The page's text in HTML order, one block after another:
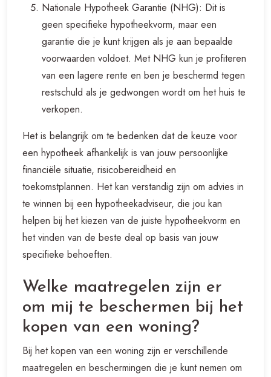
Nationale Hypotheek Garantie (NHG): Dit is
geen specifieke hypotheekvorm, maar een
garantie die je kunt krijgen als je aan bepaalde
voorwaarden voldoet. Met NHG kun je profiteren
van een lagere rente en ben je beschermd tegen
restschuld als je gedwongen wordt om het huis te
verkopen.
Het is belangrijk om te bedenken dat de keuze voor
een hypotheek afhankelijk is van jouw persoonlijke
financiële situatie, risicobereidheid en
toekomstplannen. Het kan verstandig zijn om advies in
te winnen bij een hypotheekadviseur, die jou kan
helpen bij het kiezen van de juiste hypotheekvorm en
het vinden van de beste deal op basis van jouw
specifieke behoeften.
Welke maatregelen zijn er
om mij te beschermen bij het
kopen van een woning?
Bij het kopen van een woning zijn er verschillende
maatregelen en beschermingen die je kunt nemen om